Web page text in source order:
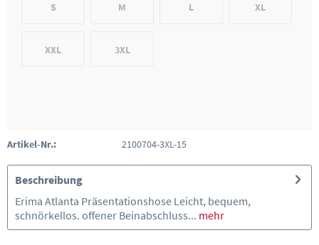
S M L XL
XXL 3XL
Artikel-Nr.: 2100704-3XL-15
Beschreibung
Erima Atlanta Präsentationshose Leicht, bequem,
schnörkellos. offener Beinabschluss... mehr